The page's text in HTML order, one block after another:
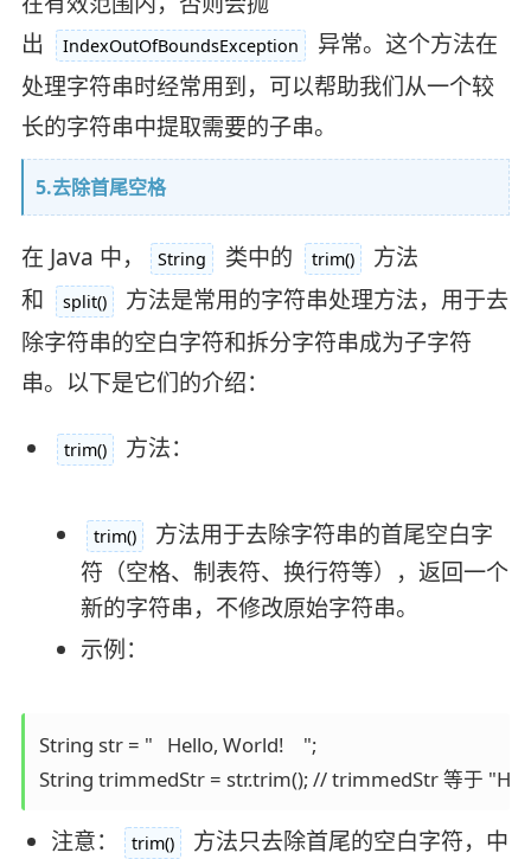
出
IndexOutOfBoundsException
异常。这个方法在
处理字符串时经常用到，可以帮助我们从一个较
长的字符串中提取需要的子串。
5.去除首尾空格
在 Java 中， String 类中的 trim()
方法
和
split()
方法是常用的字符串处理方法，用于去
除字符串的空白字符和拆分字符串成为子字符
串。以下是它们的介绍：
trim() 方法：
trim()
方法用于去除字符串的首尾空白字
符（空格、制表符、换行符等），返回一个
新的字符串，不修改原始字符串。
示例：
String str = "   Hello, World!    ";
String trimmedStr = str.trim(); // trimmedStr 等于
注意： trim()
方法只去除首尾的空白字符，中